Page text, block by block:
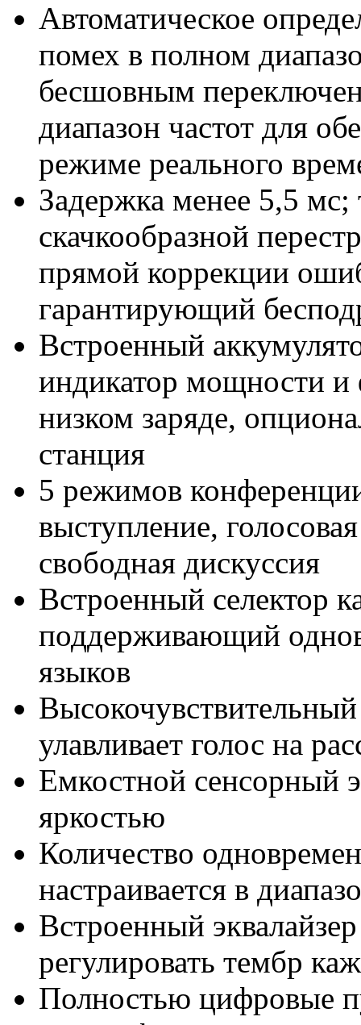
Автоматическое
помех в полном
бесшовным
диапазон частот для
режиме реального
Задержка менее 5,5 мс;
скачкообразной
прямой коррекции
гарантирующий
Встроенный
индикатор мощности
низком заряде,
станция
5 режимов
выступление,
свободная дискуссия
Встроенный селектор
поддерживающий
языков
улавливает голос на
Емкостной сенсорный
яркостью
Количество
настраивается в
Встроенный
регулировать тембр
Полностью цифровые